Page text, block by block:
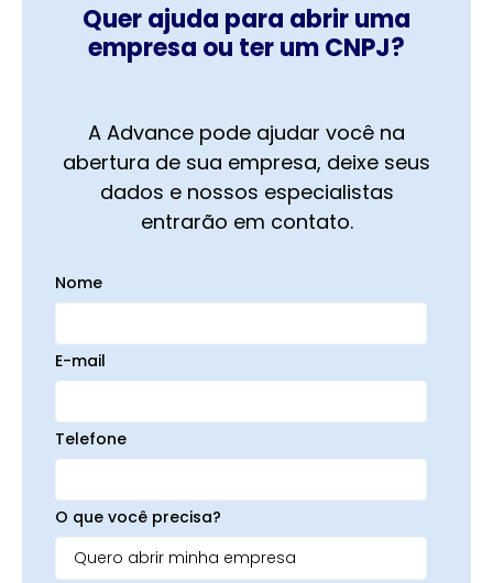
Quer ajuda para abrir uma
empresa ou ter um CNPJ?
A Advance pode ajudar você na
abertura de sua empresa, deixe seus
dados e nossos especialistas
entrarão em contato.
Nome
E-mail
Telefone
O que você precisa?